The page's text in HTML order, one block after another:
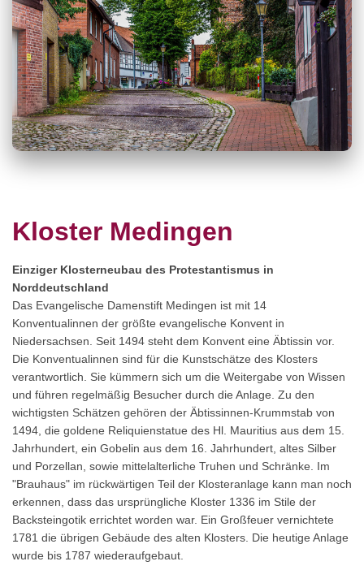
Kloster Medingen
Einziger Klosterneubau des Protestantismus in
Norddeutschland
Das Evangelische Damenstift Medingen ist mit 14
Konventualinnen der größte evangelische Konvent in
Niedersachsen. Seit 1494 steht dem Konvent eine Äbtissin vor.
Die Konventualinnen sind für die Kunstschätze des Klosters
verantwortlich. Sie kümmern sich um die Weitergabe von Wissen
und führen regelmäßig Besucher durch die Anlage. Zu den
wichtigsten Schätzen gehören der Äbtissinnen-Krummstab von
1494, die goldene Reliquienstatue des Hl. Mauritius aus dem 15.
Jahrhundert, ein Gobelin aus dem 16. Jahrhundert, altes Silber
und Porzellan, sowie mittelalterliche Truhen und Schränke. Im
"Brauhaus" im rückwärtigen Teil der Klosteranlage kann man noch
erkennen, dass das ursprüngliche Kloster 1336 im Stile der
Backsteingotik errichtet worden war. Ein Großfeuer vernichtete
1781 die übrigen Gebäude des alten Klosters. Die heutige Anlage
wurde bis 1787 wiederaufgebaut.